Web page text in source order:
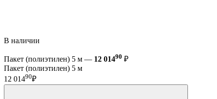
В наличии
Пакет (полиэтилен) 5 м — 12 01490 ₽
Пакет (полиэтилен) 5 м
12 01490₽